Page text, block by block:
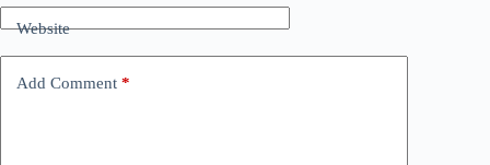
Website
Add Comment *